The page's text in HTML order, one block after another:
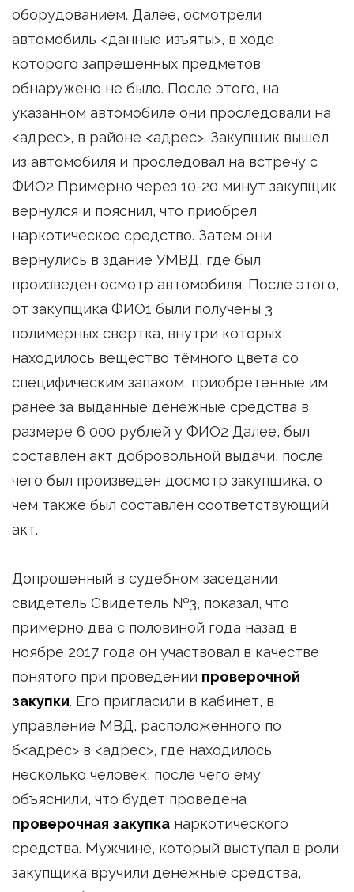
оборудованием. Далее, осмотрели
автомобиль <данные изъяты>, в ходе
которого запрещенных предметов
обнаружено не было. После этого, на
указанном автомобиле они проследовали на
<адрес>, в районе <адрес>. Закупщик вышел
из автомобиля и проследовал на встречу с
ФИО2 Примерно через 10-20 минут закупщик
вернулся и пояснил, что приобрел
наркотическое средство. Затем они
вернулись в здание УМВД, где был
произведен осмотр автомобиля. После этого,
от закупщика ФИО1 были получены 3
полимерных свертка, внутри которых
находилось вещество тёмного цвета со
специфическим запахом, приобретенные им
ранее за выданные денежные средства в
размере 6 000 рублей у ФИО2 Далее, был
составлен акт добровольной выдачи, после
чего был произведен досмотр закупщика, о
чем также был составлен соответствующий
акт.
Допрошенный в судебном заседании
свидетель Свидетель №3, показал, что
примерно два с половиной года назад в
ноябре 2017 года он участвовал в качестве
понятого при проведении проверочной
закупки. Его пригласили в кабинет, в
управление МВД, расположенного по
б<адрес> в <адрес>, где находилось
несколько человек, после чего ему
объяснили, что будет проведена
проверочная закупка наркотического
средства. Мужчине, который выступал в роли
закупщика вручили денежные средства,